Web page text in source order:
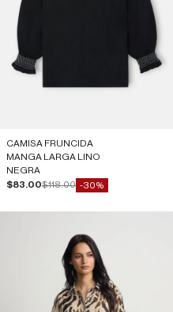
CAMISA FRUNCIDA
MANGA LARGA LINO
NEGRA
Precio de oferta
$83.00Precio normal
$118.00 -30%